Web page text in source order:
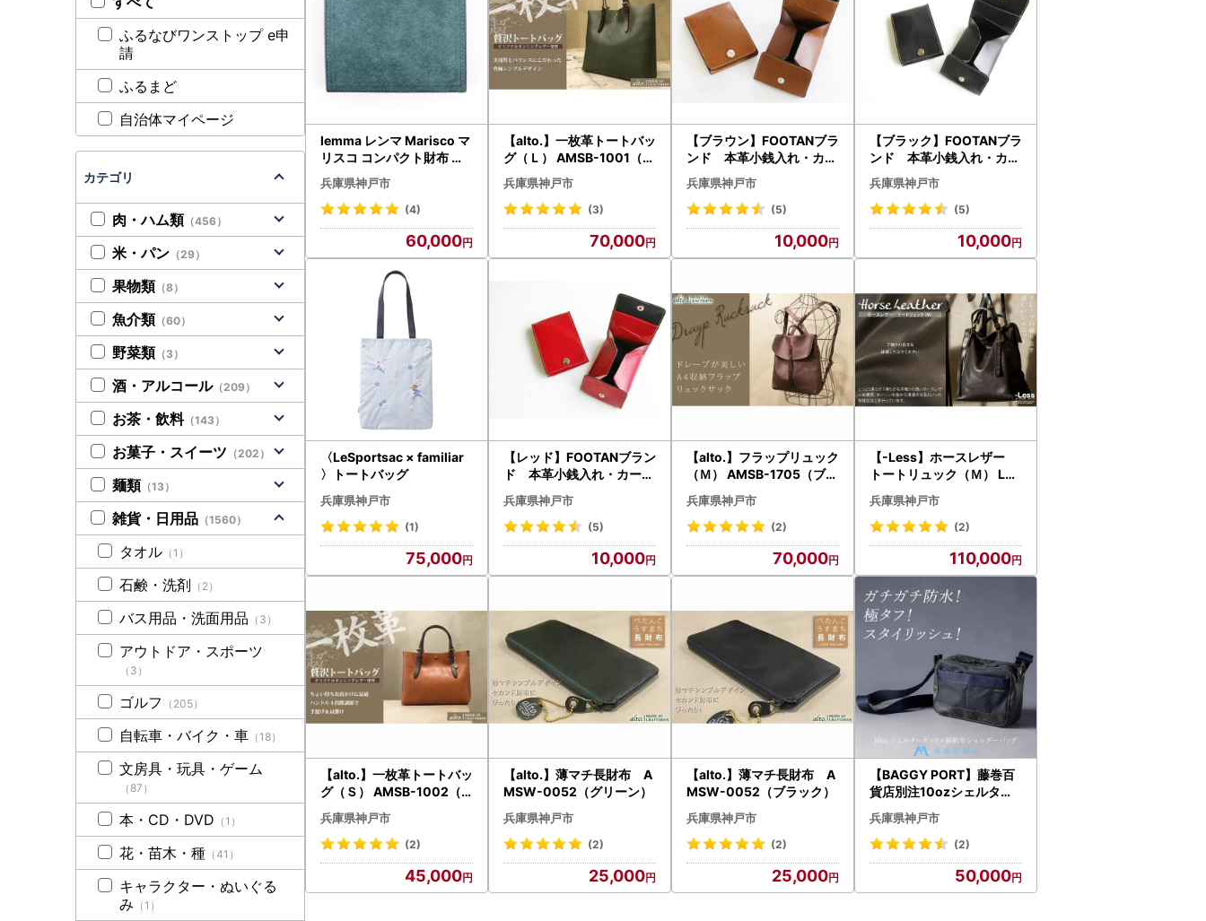
lemma レンマ Marisco マ
リスコ コンパクト財布 二
つ折り財布 ペトローリオ
兵庫県神戸市
(4)
60,000
【alto.】一枚革トートバッ
グ（Ｌ） AMSB-1001（グ
リーン）
兵庫県神戸市
(3)
70,000
【ブラウン】FOOTANブラ
ンド 本革小銭入れ・カー
ドケース・コインケース
兵庫県神戸市
(5)
10,000
【ブラック】FOOTANブラ
ンド 本革小銭入れ・カー
ドケース・コインケース
兵庫県神戸市
(5)
10,000
〈LeSportsac × familiar
〉トートバッグ
兵庫県神戸市
(1)
75,000
【レッド】FOOTANブラン
ド 本革小銭入れ・カード
ケース・コインケース
兵庫県神戸市
(5)
10,000
【alto.】フラップリュック
（Ｍ） AMSB-1705（ブラ
ウン）
兵庫県神戸市
(2)
70,000
【-Less】ホースレザー
トートリュック（Ｍ） LM
SB-0032（ブラック）
兵庫県神戸市
(2)
110,000
【alto.】一枚革トートバッ
グ（Ｓ） AMSB-1002（
ブラウン）
兵庫県神戸市
(2)
45,000
【alto.】薄マチ長財布 A
MSW-0052（グリーン）
兵庫県神戸市
(2)
25,000
【alto.】薄マチ長財布 A
MSW-0052（ブラック）
兵庫県神戸市
(2)
25,000
【BAGGY PORT】藤巻百
貨店別注10ozシェルター
ダック×幌帆布のショルダ
ーバッグ【カラー：ネイビ
ー】
兵庫県神戸市
(2)
50,000
ふるなびワンストップ e申
請
ふるまど
自治体マイページ
カテゴリ
肉・ハム類 （456）
米・パン （29）
果物類 （8）
魚介類 （60）
野菜類 （3）
酒・アルコール（209）
お茶・飲料（143）
お菓子・スイーツ （202）
麺類 （13）
雑貨・日用品 （1560）
タオル （1）
石鹸・洗剤 （2）
バス用品・洗面用品 （3）
アウトドア・スポーツ
（3）
ゴルフ （205）
自転車・バイク・車 （18）
文房具・玩具・ゲーム
（87）
本・CD・DVD （1）
花・苗木・種 （41）
キャラクター・ぬいぐる
み （1）